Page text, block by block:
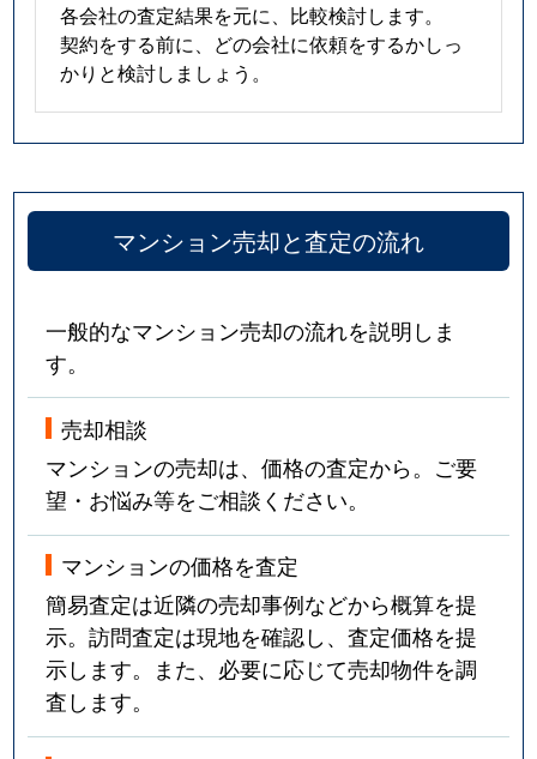
各会社の査定結果を元に、比較検討します。
契約をする前に、どの会社に依頼をするかしっ
かりと検討しましょう。
マンション売却と査定の流れ
一般的なマンション売却の流れを説明しま
す。
売却相談
マンションの売却は、価格の査定から。ご要
望・お悩み等をご相談ください。
マンションの価格を査定
簡易査定は近隣の売却事例などから概算を提
示。訪問査定は現地を確認し、査定価格を提
示します。また、必要に応じて売却物件を調
査します。